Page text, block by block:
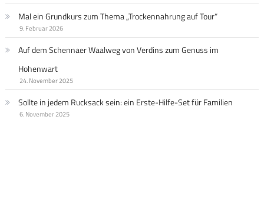
Mal ein Grundkurs zum Thema „Trockennahrung auf Tour“
9. Februar 2026
Auf dem Schennaer Waalweg von Verdins zum Genuss im
Hohenwart
24. November 2025
Sollte in jedem Rucksack sein: ein Erste-Hilfe-Set für Familien
6. November 2025